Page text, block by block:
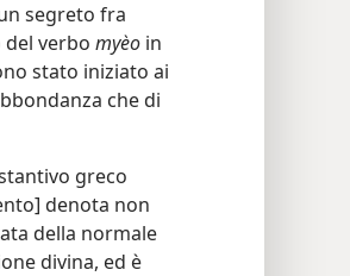
segreto fra
del verbo myèo in
stato iniziato ai
che di
greco
denota non
della normale
divina, ed è